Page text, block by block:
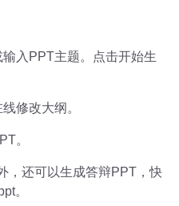
入PPT主题。点击开始生
修改大纲。
。
，还可以生成答辩PPT，快
。